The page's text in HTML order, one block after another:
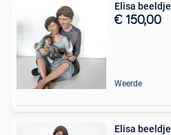
Elisa beeldje
€ 150,00
Weerde
Elisa beeldje